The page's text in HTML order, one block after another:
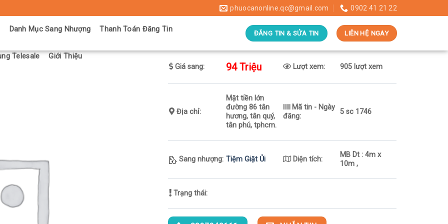
phuocanonline.qc@gmail.com 0902 41 21 22
Danh Mục Sang Nhượng Thanh Toán Đăng Tin
Telesale Giới Thiệu
ĐĂNG TIN & SỬA TIN LIÊN HỆ NGAY
Giá sang: 94 Triệu Lượt xem: 905 lượt xem
Địa chỉ:
Mặt tiền lớn
đường 86 tân
hương, tân quý,
tân phú, tphcm.
Mã tin - Ngày
đăng:
5 sc 1746
Sang nhượng: Tiệm Giặt Ủi Diện tích:
MB Dt : 4m x
10m ,
Trạng thái: